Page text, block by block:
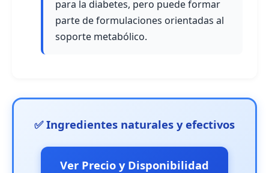
para la diabetes, pero puede formar
parte de formulaciones orientadas al
soporte metabólico.
✅ Ingredientes naturales y efectivos
Ver Precio y Disponibilidad